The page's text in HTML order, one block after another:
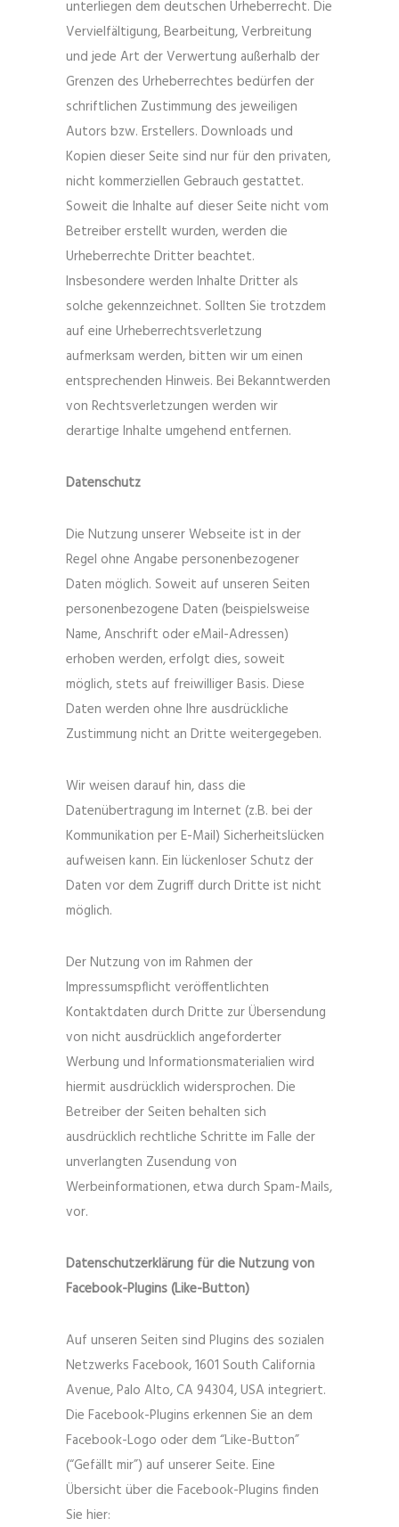
unterliegen dem deutschen Urheberrecht. Die
Vervielfältigung, Bearbeitung, Verbreitung
und jede Art der Verwertung außerhalb der
Grenzen des Urheberrechtes bedürfen der
schriftlichen Zustimmung des jeweiligen
Autors bzw. Erstellers. Downloads und
Kopien dieser Seite sind nur für den privaten,
nicht kommerziellen Gebrauch gestattet.
Soweit die Inhalte auf dieser Seite nicht vom
Betreiber erstellt wurden, werden die
Urheberrechte Dritter beachtet.
Insbesondere werden Inhalte Dritter als
solche gekennzeichnet. Sollten Sie trotzdem
auf eine Urheberrechtsverletzung
aufmerksam werden, bitten wir um einen
entsprechenden Hinweis. Bei Bekanntwerden
von Rechtsverletzungen werden wir
derartige Inhalte umgehend entfernen.
Datenschutz
Die Nutzung unserer Webseite ist in der
Regel ohne Angabe personenbezogener
Daten möglich. Soweit auf unseren Seiten
personenbezogene Daten (beispielsweise
Name, Anschrift oder eMail-Adressen)
erhoben werden, erfolgt dies, soweit
möglich, stets auf freiwilliger Basis. Diese
Daten werden ohne Ihre ausdrückliche
Zustimmung nicht an Dritte weitergegeben.
Wir weisen darauf hin, dass die
Datenübertragung im Internet (z.B. bei der
Kommunikation per E-Mail) Sicherheitslücken
aufweisen kann. Ein lückenloser Schutz der
Daten vor dem Zugriff durch Dritte ist nicht
möglich.
Der Nutzung von im Rahmen der
Impressumspflicht veröffentlichten
Kontaktdaten durch Dritte zur Übersendung
von nicht ausdrücklich angeforderter
Werbung und Informationsmaterialien wird
hiermit ausdrücklich widersprochen. Die
Betreiber der Seiten behalten sich
ausdrücklich rechtliche Schritte im Falle der
unverlangten Zusendung von
Werbeinformationen, etwa durch Spam-Mails,
vor.
Datenschutzerklärung für die Nutzung von
Facebook-Plugins (Like-Button)
Auf unseren Seiten sind Plugins des sozialen
Netzwerks Facebook, 1601 South California
Avenue, Palo Alto, CA 94304, USA integriert.
Die Facebook-Plugins erkennen Sie an dem
Facebook-Logo oder dem “Like-Button”
(“Gefällt mir”) auf unserer Seite. Eine
Übersicht über die Facebook-Plugins finden
Sie hier: